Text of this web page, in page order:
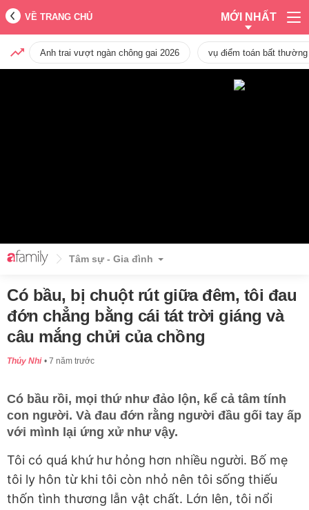
VỀ TRANG CHỦ MỚI NHẤT
Anh trai vượt ngàn chông gai 2026 vụ điểm toán bất
Tâm sự - Gia đình
Có bầu, bị chuột rút giữa đêm, tôi đau
đớn chẳng bằng cái tát trời giáng và
câu mắng chửi của chồng
Thúy Nhi 7 năm trước
Có bầu rồi, mọi thứ như đảo lộn, kể cả tâm tính
con người. Và đau đớn rằng người đầu gối tay ấp
với mình lại ứng xử như vậy.
Tôi có quá khứ hư hỏng hơn nhiều người. Bố mẹ
tôi ly hôn từ khi tôi còn nhỏ nên tôi sống thiếu
thốn tình thương lẫn vật chất. Lớn lên, tôi nổi